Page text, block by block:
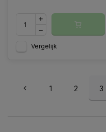
Vergelijk
1 2 3